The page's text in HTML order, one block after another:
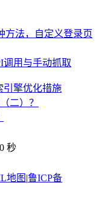
方法，自定义登录页
调用与手动抓取
引擎优化措施
二）？
秒
地图 |鲁ICP备